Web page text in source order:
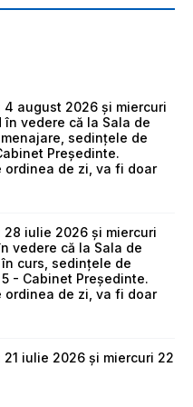
august 2026 și miercuri
în vedere că la Sala de
sedințele de
Președinte.
ordinea de zi, va fi doar
iulie 2026 și miercuri
vedere că la Sala de
curs, sedințele de
- Cabinet Președinte.
ordinea de zi, va fi doar
iulie 2026 și miercuri 22